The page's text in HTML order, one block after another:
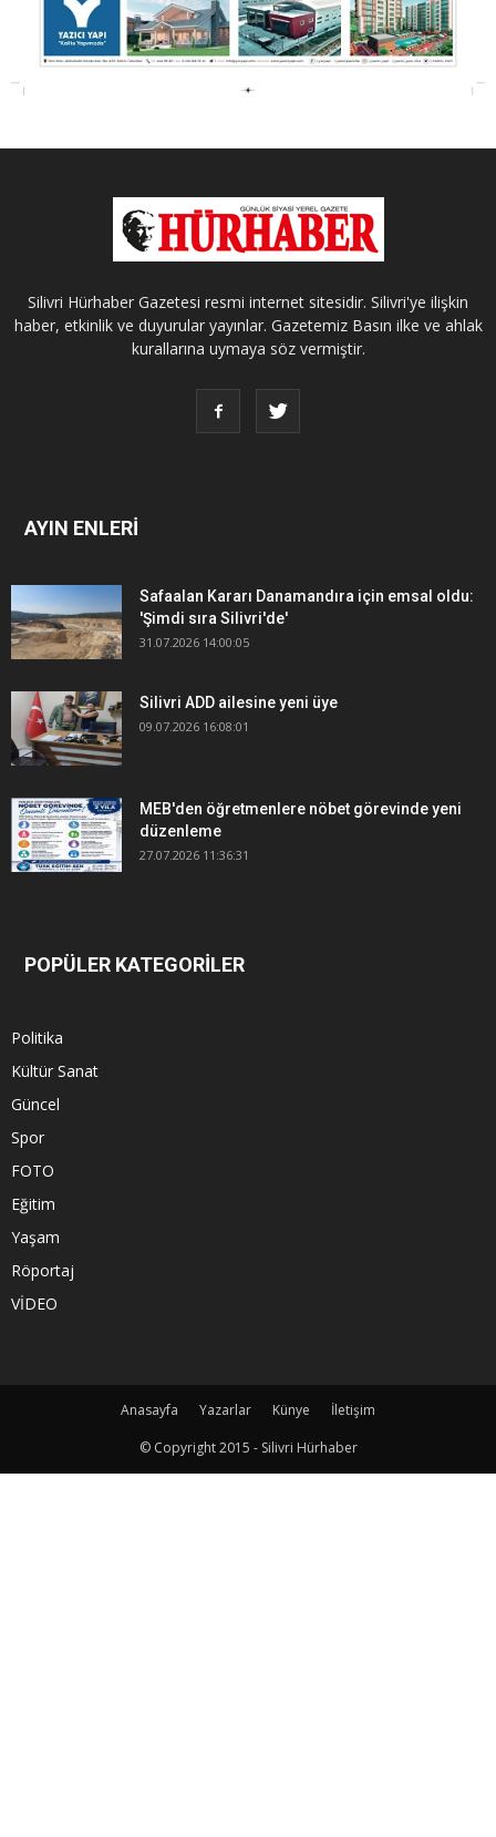
Silivri Hürhaber Gazetesi resmi internet sitesidir. Silivri'ye ilişkin
haber, etkinlik ve duyurular yayınlar. Gazetemiz Basın ilke ve ahlak
kurallarına uymaya söz vermiştir.
AYIN ENLERİ
Safaalan Kararı Danamandıra için emsal oldu:
'Şimdi sıra Silivri'de'
31.07.2026 14:00:05
Silivri ADD ailesine yeni üye
09.07.2026 16:08:01
MEB'den öğretmenlere nöbet görevinde yeni
düzenleme
27.07.2026 11:36:31
POPÜLER KATEGORİLER
Politika
Kültür Sanat
Güncel
Spor
FOTO
Eğitim
Yaşam
Röportaj
VİDEO
Anasayfa Yazarlar Künye
İletişim
© Copyright 2015 - Silivri Hürhaber